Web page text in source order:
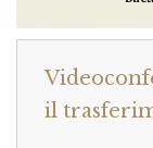
il